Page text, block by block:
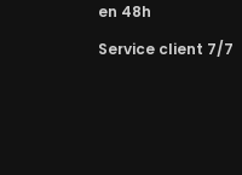
en 48h
Service client 7/7